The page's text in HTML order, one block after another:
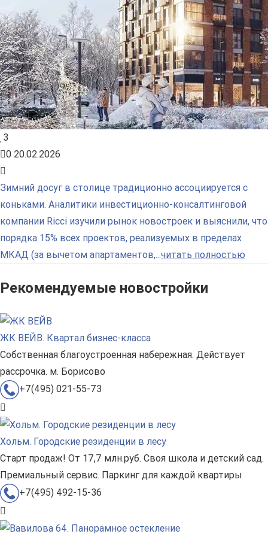
3
0 20.02.2026
Зимний досуг в столице традиционно ассоциируется с
коньками. Аналитики инвестиционно-консалтинговой
компании Ricci изучили рынок новостроек и выяснили, что
порядка 15% всех проектов, реализуемых в пределах
МКАД (за вычетом апартаментов,...читать полностью
Рекомендуемые новостройки
ЖК ВЕЙВ. Квартал бизнес-класса
Собственная благоустроенная набережная. Действует
рассрочка. м. Борисово
+7(495) 021-55-73
Хольм. Городские резиденции в лесу
Старт продаж! От 17,7 млн.руб. Своя школа и детский сад.
Премиальный сервис. Паркинг для каждой квартиры
+7(495) 492-15-36